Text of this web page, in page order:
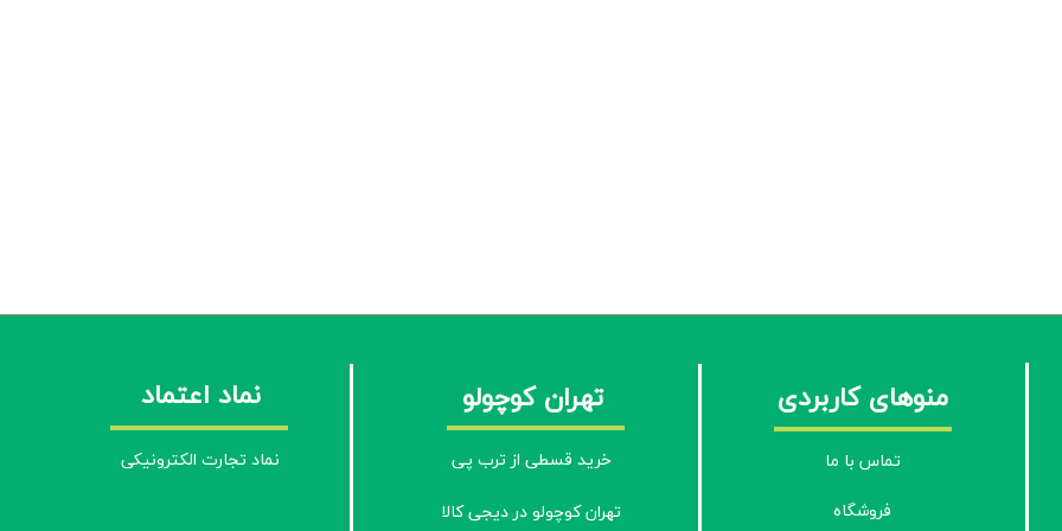
منوهای کاربردی
تماس با ما
فروشگاه
تهران کوچولو
خرید قسطی از ترب پی
تهران کوچولو در دیجی کالا
نماد اعتماد
نماد تجارت الکترونیکی